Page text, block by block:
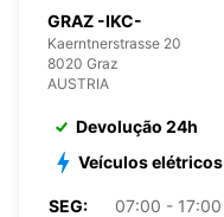
GRAZ -IKC-
Kaerntnerstrasse 20
8020 Graz
AUSTRIA
Devolução 24h
Veículos elétricos
SEG:
07:00 - 17:00